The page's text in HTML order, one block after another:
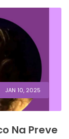
JAN 10, 2025
Na Preve